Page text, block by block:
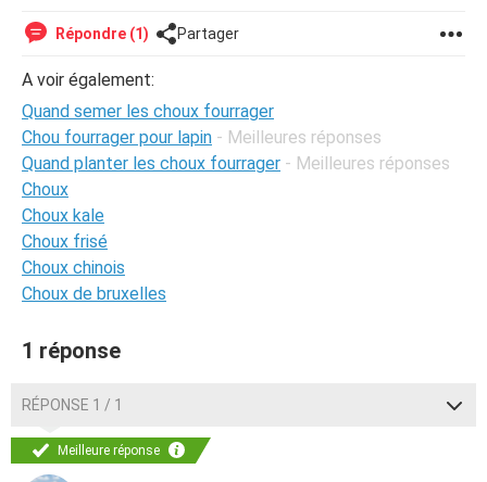
Répondre (1) Partager
A voir également:
Quand semer les choux fourrager
Chou fourrager pour lapin - Meilleures réponses
Quand planter les choux fourrager - Meilleures réponses
Choux
Choux kale
Choux frisé
Choux chinois
Choux de bruxelles
1 réponse
RÉPONSE 1 / 1
Meilleure réponse